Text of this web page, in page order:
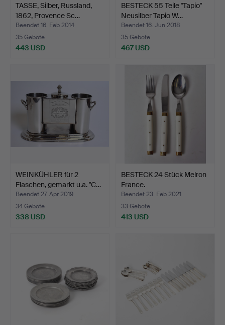
TASSE, Silber, Russland,
1862, Provence Sc…
Beendet 16. Feb 2014
35 Gebote
443 USD
BESTECK 55 Teile "Tapio"
Neusilber Tapio W…
Beendet 16. Jun 2018
35 Gebote
467 USD
WEINKÜHLER für 2
Flaschen, gemarkt u.a. "C…
Beendet 27. Apr 2019
34 Gebote
338 USD
BESTECK 24 Stück Melron
France.
Beendet 23. Feb 2021
33 Gebote
413 USD